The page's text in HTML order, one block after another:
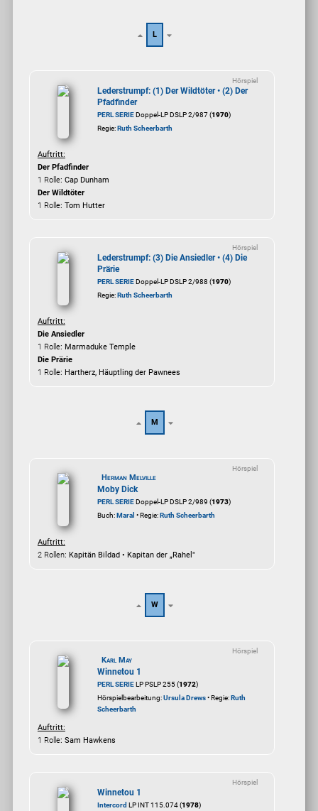
L
Hörspiel
Lederstrumpf: (1) Der Wildtöter • (2) Der
Pfadfinder
PERL SERIEDoppel-LP DSLP 2/987 (1970)
Regie:Ruth Scheerbarth
Auftritt:
Der Pfadfinder
1 Rolle: Cap Dunham
Der Wildtöter
1 Rolle: Tom Hutter
Hörspiel
Lederstrumpf: (3) Die Ansiedler • (4) Die
Prärie
PERL SERIEDoppel-LP DSLP 2/988 (1970)
Regie:Ruth Scheerbarth
Auftritt:
Die Ansiedler
1 Rolle: Marmaduke Temple
Die Prärie
1 Rolle: Hartherz, Häuptling der Pawnees
M
Hörspiel
Herman Melville
Moby Dick
PERL SERIEDoppel-LP DSLP 2/989 (1973)
Buch:Maral • Regie:Ruth Scheerbarth
Auftritt:
2 Rollen: Kapitän Bildad • Kapitan der „Rahel"
W
Hörspiel
Karl May
Winnetou 1
PERL SERIELP PSLP 255 (1972)
Hörspielbearbeitung:Ursula Drews• Regie:Ruth
Scheerbarth
Auftritt:
1 Rolle: Sam Hawkens
Hörspiel
Winnetou 1
Intercord LP INT 115.074 (1978)